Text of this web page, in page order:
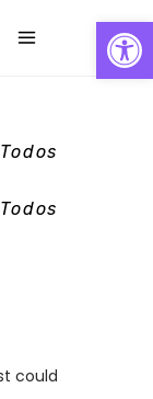
Todos
Todos
could